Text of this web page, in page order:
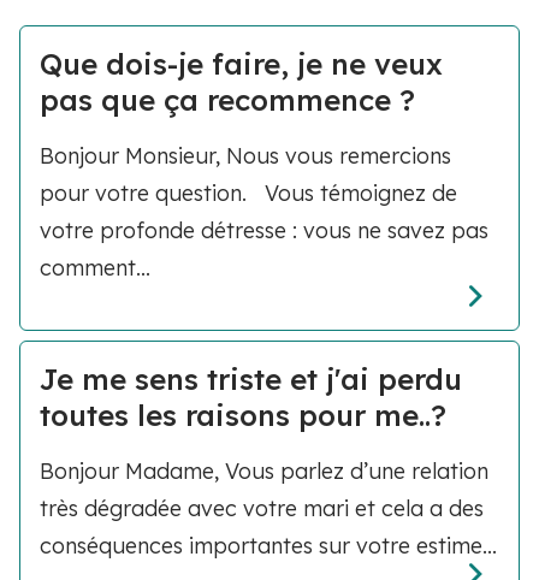
Que dois-je faire, je ne veux
pas que ça recommence ?
Bonjour Monsieur, Nous vous remercions
pour votre question. Vous témoignez de
votre profonde détresse : vous ne savez pas
comment...
Je me sens triste et j'ai perdu
toutes les raisons pour me..?
Bonjour Madame, Vous parlez d’une relation
très dégradée avec votre mari et cela a des
conséquences importantes sur votre estime...